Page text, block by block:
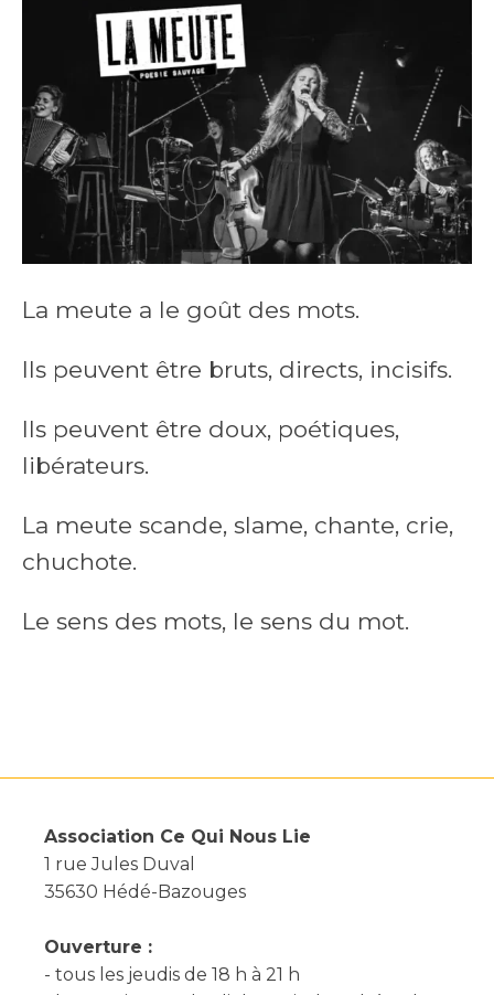
La meute a le goût des mots.
Ils peuvent être bruts, directs, incisifs.
Ils peuvent être doux, poétiques,
libérateurs.
La meute scande, slame, chante, crie,
chuchote.
Le sens des mots, le sens du mot.
Association Ce Qui Nous Lie
1 rue Jules Duval
35630 Hédé-Bazouges
Ouverture :
- tous les jeudis de 18 h à 21 h